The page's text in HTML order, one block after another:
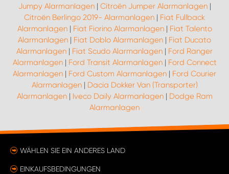
Jumpy Alarmanlagen| Citroën Jumper Alarmanlagen|
Citroën Berlingo 2019- Alarmanlagen | Fiat Fullback
Alarmanlagen| Fiat Fiorino Alarmanlagen| Fiat Talento
Alarmanlagen | Fiat Doblo Alarmanlagen | Fiat Ducato
Alarmanlagen | Fiat Scudo Alarmanlagen | Ford Ranger
Alarmanlagen| Ford Transit Alarmanlagen| Ford Connect
Alarmanlagen | Ford Custom Alarmanlagen | Ford Courier
Alarmanlagen| Dacia Dokker Van (Transporter)
Alarmanlagen| Iveco Daily Alarmanlagen| Dodge Ram
Alarmanlagen
WÄHLEN SIE EIN ANDERES LAND
EINKAUFSBEDINGUNGEN